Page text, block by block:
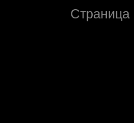
Страница